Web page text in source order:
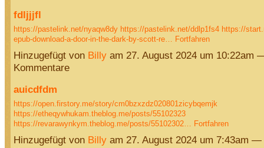
fdljjjfl
https://pastelink.net/nyaqw8dy https://pastelink.net/ddlp1fs4 https://
epub-download-a-door-in-the-dark-by-scott-re…
Fortfahren
Hinzugefügt von Billyam 27. August 2024 um 10:22am
Kommentare
auicdfdm
https://open.firstory.me/story/cm0bzxzdz020801zicybqemjk
https://etheqywhukam.theblog.me/posts/55102323
https://revarawynkym.theblog.me/posts/55102302…
Fortfahren
Hinzugefügt von Billyam 27. August 2024 um 7:43am —